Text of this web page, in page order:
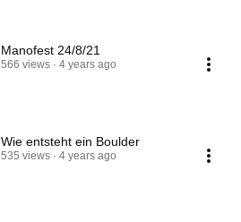
Manofest 24/8/21
566 views 4 years ago
Wie entsteht ein Boulder
535 views 4 years ago